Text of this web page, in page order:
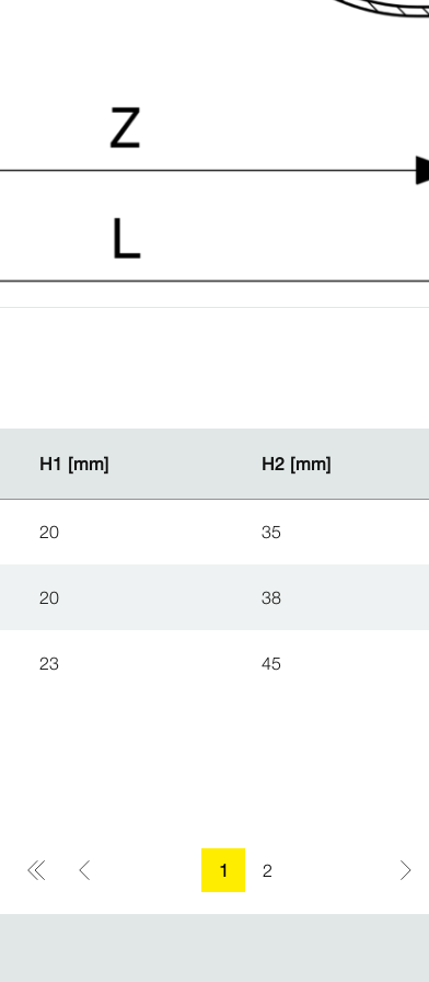
H1 [mm] H2 [mm]
H1 [mm] H2 [mm]
20 35
20 38
23 45
1 2